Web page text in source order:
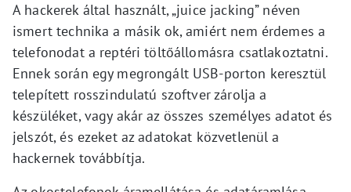
A hackerek által használt, „juice jacking” néven
ismert technika a másik ok, amiért nem érdemes a
telefonodat a reptéri töltőállomásra csatlakoztatni.
Ennek során egy megrongált USB-porton keresztül
telepített rosszindulatú szoftver zárolja a
készüléket, vagy akár az összes személyes adatot és
jelszót, és ezeket az adatokat közvetlenül a
hackernek továbbítja.